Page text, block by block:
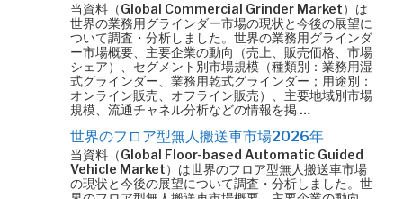
当資料（Global Commercial Grinder Market）は
世界の業務用グラインダー市場の現状と今後の展望に
ついて調査・分析しました。世界の業務用グラインダ
ー市場概要、主要企業の動向（売上、販売価格、市場
シェア）、セグメント別市場規模（種類別：業務用湿
式グラインダー、業務用乾式グラインダー；用途別：
オンライン販売、オフライン販売）、主要地域別市場
規模、流通チャネル分析などの情報を掲 …
世界のフロア型無人搬送車市場2026年
当資料（Global Floor-based Automatic Guided
Vehicle Market）は世界のフロア型無人搬送車市場
の現状と今後の展望について調査・分析しました。世